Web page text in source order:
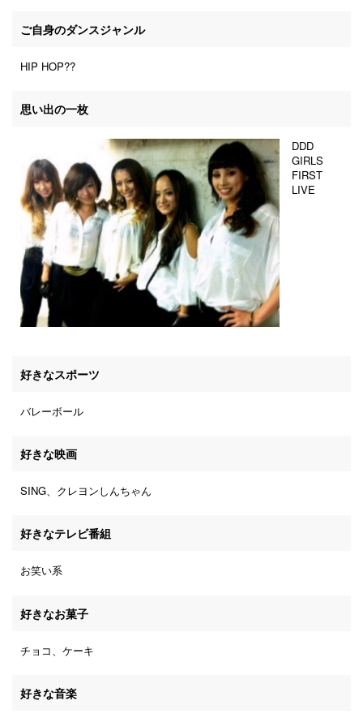
ご自身のダンスジャンル
HIP HOP??
思い出の一枚
DDD
GIRLS
FIRST
LIVE
好きなスポーツ
バレーボール
好きな映画
SING、クレヨンしんちゃん
好きなテレビ番組
お笑い系
好きなお菓子
チョコ、ケーキ
好きな音楽